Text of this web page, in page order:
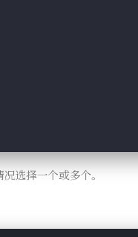
选择一个或多个。